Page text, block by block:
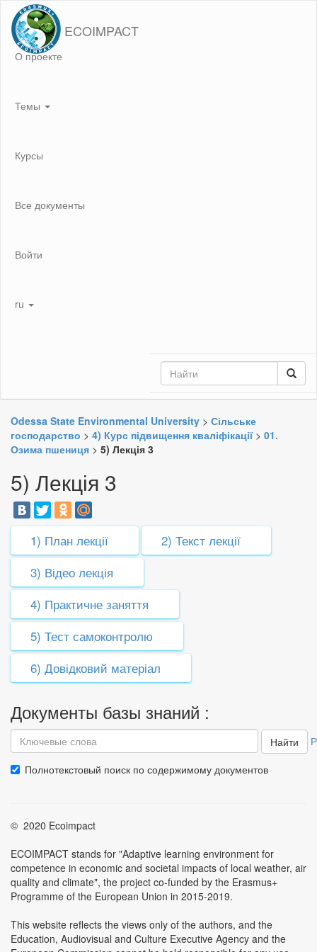
ECOIMPACT
О проекте
Темы
Курсы
Все документы
Войти
ru
Odessa State Environmental University > Сільське
господарство > 4) Курс підвищення кваліфікації > 01.
Озима пшениця > 5) Лекція 3
5) Лекція 3
1) План лекції
2) Текст лекції
3) Відео лекція
4) Практичне заняття
5) Тест самоконтролю
6) Довідковий матеріал
Документы базы знаний :
Найти
Полнотекстовый поиск по содержимому документов
© 2020 Ecoimpact
ECOIMPACT stands for "Adaptive learning environment for
competence in economic and societal impacts of local weather, air
quality and climate", the project co-funded by the Erasmus+
Programme of the European Union in 2015-2019.
This website reflects the views only of the authors, and the
Education, Audiovisual and Culture Executive Agency and the